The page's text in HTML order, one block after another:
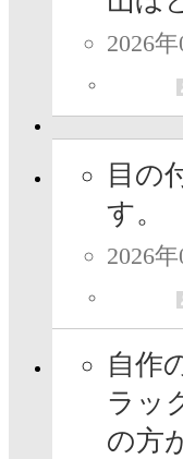
2026
目の
す。
2026
自作
ラッ
の方